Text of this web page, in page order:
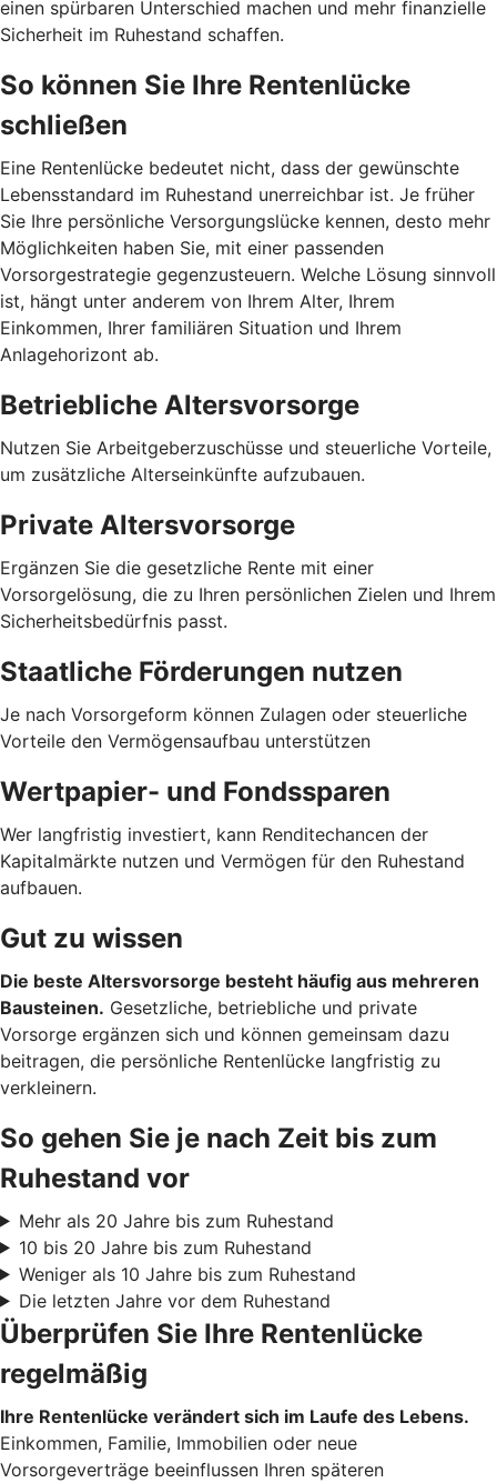
einen spürbaren Unterschied machen und mehr finanzielle
Sicherheit im Ruhestand schaffen.
So können Sie Ihre Rentenlücke
schließen
Eine Rentenlücke bedeutet nicht, dass der gewünschte
Lebensstandard im Ruhestand unerreichbar ist. Je früher
Sie Ihre persönliche Versorgungslücke kennen, desto mehr
Möglichkeiten haben Sie, mit einer passenden
Vorsorgestrategie gegenzusteuern. Welche Lösung sinnvoll
ist, hängt unter anderem von Ihrem Alter, Ihrem
Einkommen, Ihrer familiären Situation und Ihrem
Anlagehorizont ab.
Betriebliche Altersvorsorge
Nutzen Sie Arbeitgeberzuschüsse und steuerliche Vorteile,
um zusätzliche Alterseinkünfte aufzubauen.
Private Altersvorsorge
Ergänzen Sie die gesetzliche Rente mit einer
Vorsorgelösung, die zu Ihren persönlichen Zielen und Ihrem
Sicherheitsbedürfnis passt.
Staatliche Förderungen nutzen
Je nach Vorsorgeform können Zulagen oder steuerliche
Vorteile den Vermögensaufbau unterstützen
Wertpapier- und Fondssparen
Wer langfristig investiert, kann Renditechancen der
Kapitalmärkte nutzen und Vermögen für den Ruhestand
aufbauen.
Gut zu wissen
Die beste Altersvorsorge besteht häufig aus mehreren
Bausteinen. Gesetzliche, betriebliche und private
Vorsorge ergänzen sich und können gemeinsam dazu
beitragen, die persönliche Rentenlücke langfristig zu
verkleinern.
So gehen Sie je nach Zeit bis zum
Ruhestand vor
Mehr als 20 Jahre bis zum Ruhestand
10 bis 20 Jahre bis zum Ruhestand
Weniger als 10 Jahre bis zum Ruhestand
Die letzten Jahre vor dem Ruhestand
Überprüfen Sie Ihre Rentenlücke
regelmäßig
Ihre Rentenlücke verändert sich im Laufe des Lebens.
Einkommen, Familie, Immobilien oder neue
Vorsorgeverträge beeinflussen Ihren späteren